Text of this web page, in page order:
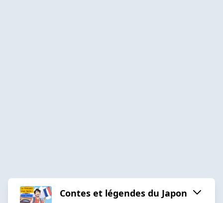
Contes et légendes du Japon